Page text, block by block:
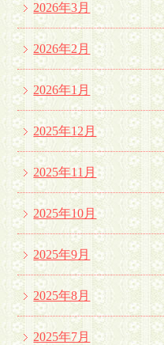
2026年3月
2026年2月
2026年1月
2025年12月
2025年11月
2025年10月
2025年9月
2025年8月
2025年7月